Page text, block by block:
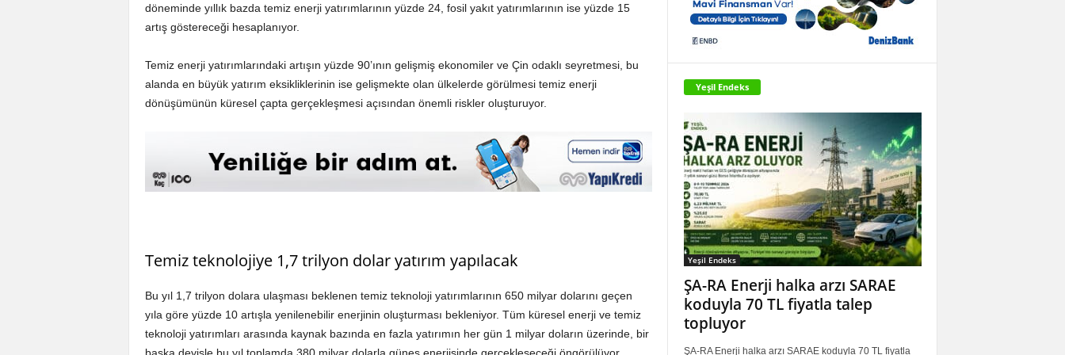
döneminde yıllık bazda temiz enerji yatırımlarının yüzde 24, fosil yakıt yatırımlarının ise yüzde 15
artış göstereceği hesaplanıyor.
Temiz enerji yatırımlarındaki artışın yüzde 90’ının gelişmiş ekonomiler ve Çin odaklı seyretmesi, bu
alanda en büyük yatırım eksikliklerinin ise gelişmekte olan ülkelerde görülmesi temiz enerji
dönüşümünün küresel çapta gerçekleşmesi açısından önemli riskler oluşturuyor.
Temiz teknolojiye 1,7 trilyon dolar yatırım yapılacak
Bu yıl 1,7 trilyon dolara ulaşması beklenen temiz teknoloji yatırımlarının 650 milyar dolarını geçen
yıla göre yüzde 10 artışla yenilenebilir enerjinin oluşturması bekleniyor. Tüm küresel enerji ve temiz
teknoloji yatırımları arasında kaynak bazında en fazla yatırımın her gün 1 milyar doların üzerinde, bir
Yeşil Endeks
Yeşil Endeks
ŞA-RA Enerji halka arzı SARAE
koduyla 70 TL fiyatla talep
topluyor
ŞA-RA Enerji halka arzı SARAE koduyla 70 TL fiyatla